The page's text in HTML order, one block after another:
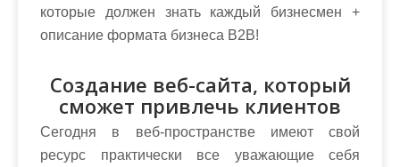
Создание веб-сайта, который
сможет привлечь клиентов
Сегодня в веб-пространстве имеют свой
ресурс практически все уважающие себя